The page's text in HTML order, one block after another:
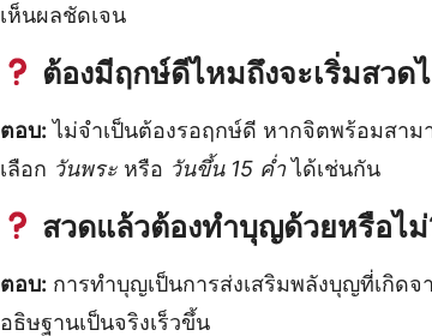
เห็นผลชัดเจน
ต้องมีฤกษ์ดีไหมถึงจะเริ่มสวด
ตอบ: ไม่จำเป็นต้องรอฤกษ์ดี หากจิตพร้อมสา
เลือก วันพระ หรือ วันขึ้น 15 ค่ำได้เช่นกัน
สวดแล้วต้องทำบุญด้วยหรือไ
ตอบ: การทำบุญเป็นการส่งเสริมพลังบุญที่เกิด
อธิษฐานเป็นจริงเร็วขึ้น